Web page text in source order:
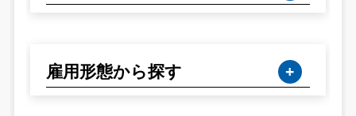
雇用形態から探す